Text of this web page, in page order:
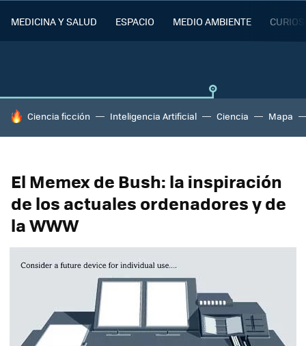
MEDICINA Y SALUD ESPACIO MEDIO AMBIENTE
HOY SE HABLA DE
Ciencia ficción Inteligencia Artificial Ciencia Mapa
El Memex de Bush: la inspiración
de los actuales ordenadores y de
la WWW